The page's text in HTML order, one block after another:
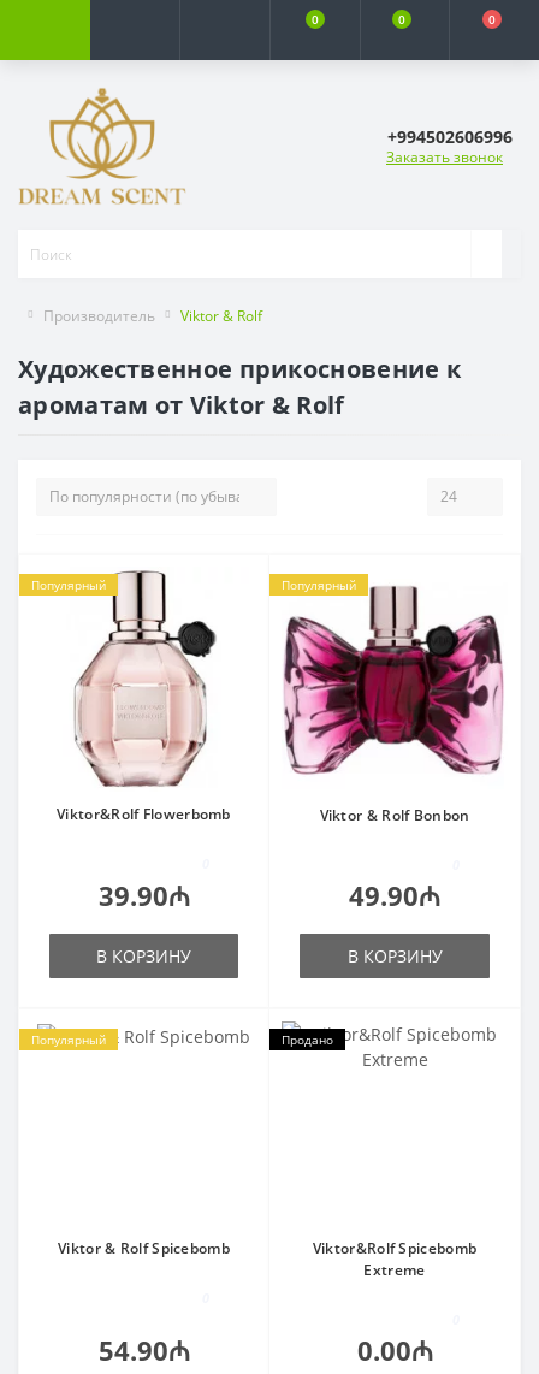
0 0 0
+994502606996
Заказать звонок
Производитель Viktor & Rolf
Художественное прикосновение к
ароматам от Viktor & Rolf
Популярный
Viktor&Rolf Flowerbomb
39.90₼
В КОРЗИНУ
Популярный
Viktor & Rolf Bonbon
49.90₼
В КОРЗИНУ
Популярный
Viktor & Rolf Spicebomb
54.90₼
Продано
Viktor&Rolf Spicebomb
Extreme
0.00₼